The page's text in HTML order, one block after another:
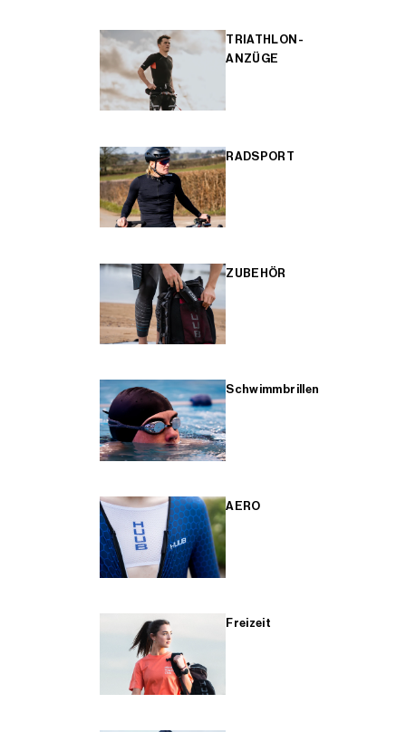
TRIATHLON-
ANZÜGE
RADSPORT
ZUBEHÖR
Schwimmbrillen
AERO
Freizeit